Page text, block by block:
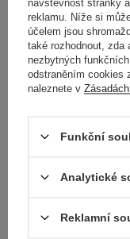
699,00 Kč
PŘIDAT DO
návštěvnost stránky
reklamu. Níže si
účelem jsou
také rozhodnout, zda
nezbytných
odstraněním cookies
naleznete v
Funkční
Analytické
Reklamní